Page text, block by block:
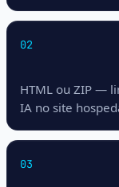
02
HTML ou ZIP —
IA no site
03